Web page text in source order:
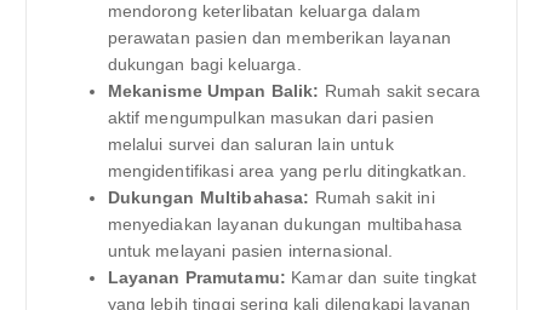
mendorong keterlibatan keluarga dalam
perawatan pasien dan memberikan layanan
dukungan bagi keluarga.
Mekanisme Umpan Balik: Rumah sakit secara
aktif mengumpulkan masukan dari pasien
melalui survei dan saluran lain untuk
mengidentifikasi area yang perlu ditingkatkan.
Dukungan Multibahasa: Rumah sakit ini
menyediakan layanan dukungan multibahasa
untuk melayani pasien internasional.
Layanan Pramutamu: Kamar dan suite tingkat
yang lebih tinggi sering kali dilengkapi layanan